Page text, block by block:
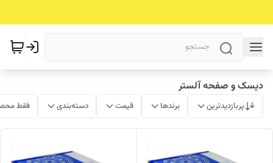
دیسک و صفحه آلستر
پربازدیدترین برندها قیمت دسته‌بندی فقط